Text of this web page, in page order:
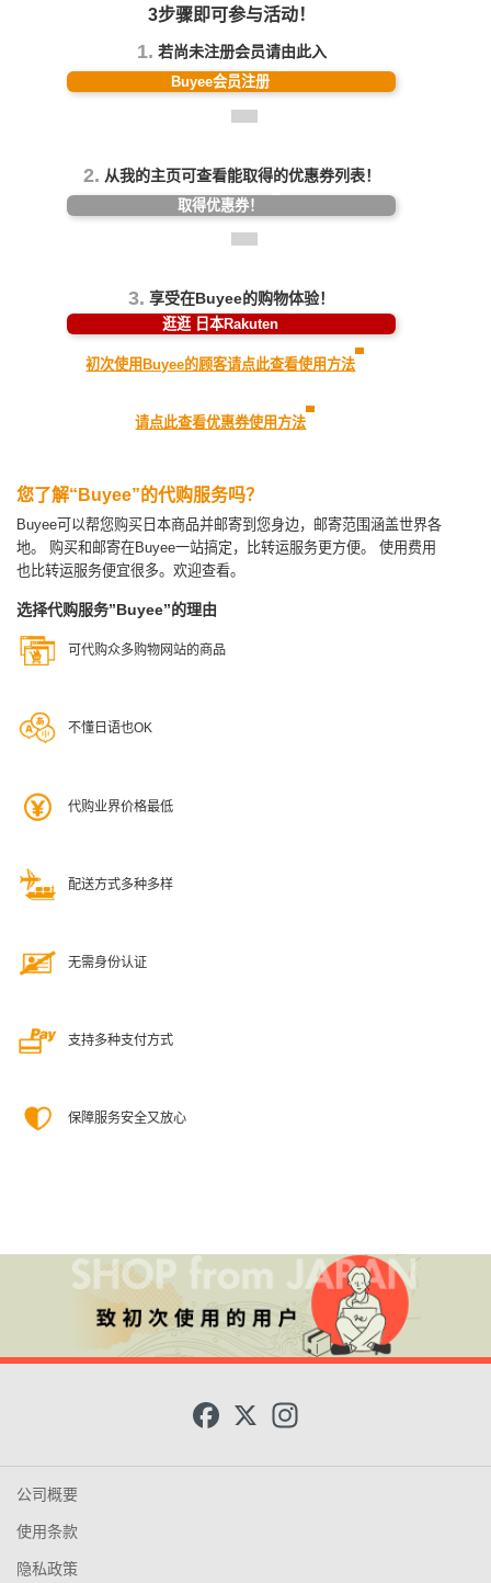
3步骤即可参与活动！
1. 若尚未注册会员请由此入
Buyee会员注册
2. 从我的主页可查看能取得的优惠券列表！
取得优惠券！
3. 享受在Buyee的购物体验！
逛逛 日本Rakuten
初次使用Buyee的顾客请点此查看使用方法
请点此查看优惠券使用方法
您了解“Buyee”的代购服务吗？
Buyee可以帮您购买日本商品并邮寄到您身边，邮寄范围涵盖世界各
地。
购买和邮寄在Buyee一站搞定，比转运服务更方便。
使用费用
也比转运服务便宜很多。欢迎查看。
选择代购服务”Buyee”的理由
可代购众多购物网站的商品
不懂日语也OK
代购业界价格最低
配送方式多种多样
无需身份认证
支持多种支付方式
保障服务安全又放心
X
公司概要
使用条款
隐私政策